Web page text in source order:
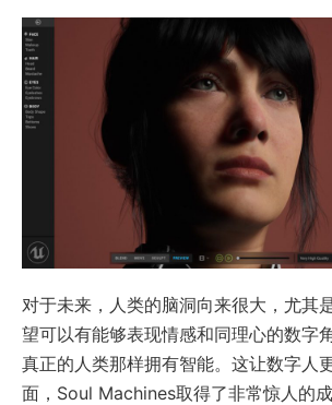
对于未来，人类的脑洞向来很大，尤其
望可以有能够表现情感和同理心的数字
真正的人类那样拥有智能。这让数字人
面，Soul Machines取得了非常惊人的